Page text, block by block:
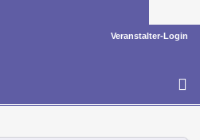
Veranstalter-Login